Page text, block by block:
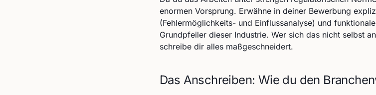
enormen Vorsprung. Erwähne in deiner Bewerbung
(Fehlermöglichkeits- und Einflussanalyse) und
Grundpfeiler dieser Industrie. Wer sich das nicht selbst
schreibe dir alles maßgeschneidert.
Das Anschreiben: Wie du den